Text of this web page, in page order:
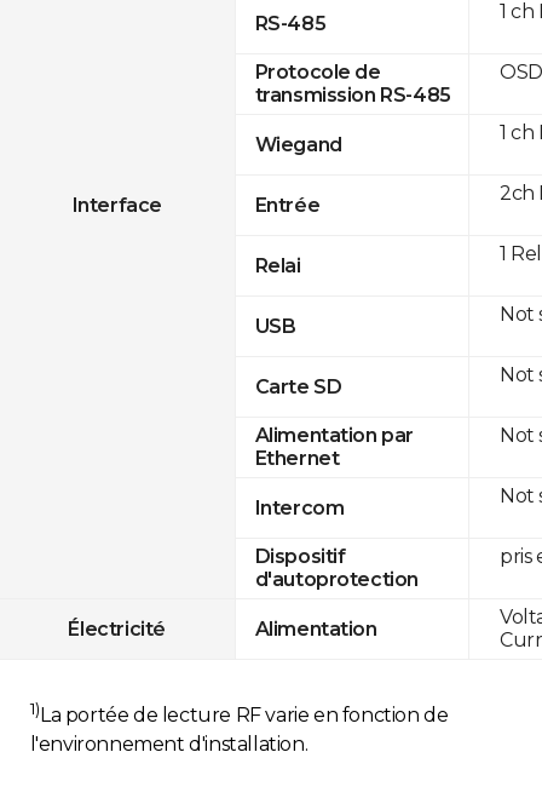
Interface
RS-485
Protocole de
transmission RS-485
Wiegand
Entrée
Relai
USB
Carte SD
Alimentation par
Ethernet
Intercom
Dispositif
d'autoprotection
Électricité Alimentation
1 ch
1
2ch
1
Not
Not
Not
Not
pris
1) La portée de lecture RF varie en fonction de
l'environnement d'installation.